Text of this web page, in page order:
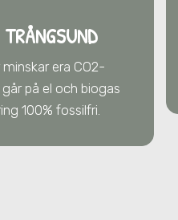
TRÅNGSUND
era CO2-
på el och biogas
100% fossilfri.